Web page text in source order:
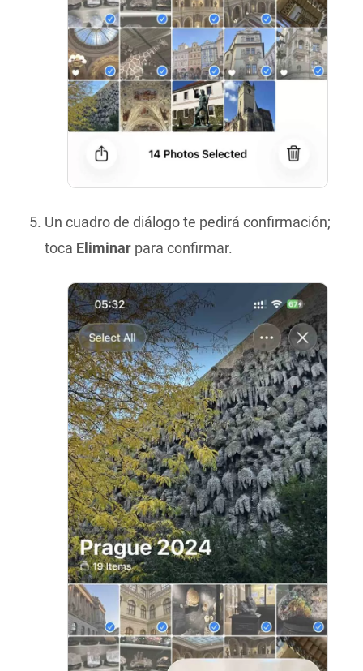
Un cuadro de diálogo te pedirá confirmación;
toca Eliminar para confirmar.